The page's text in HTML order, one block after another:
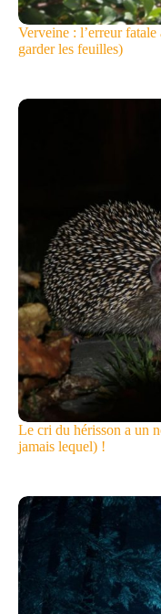
Verveine : l’erreur
garder les feuilles)
Le cri du hérisson a un
jamais lequel) !